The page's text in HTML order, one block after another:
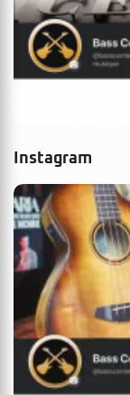
Instagram